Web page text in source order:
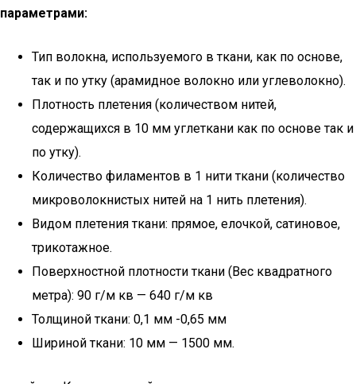
параметрами:
Тип волокна, используемого в ткани, как по основе,
так и по утку (арамидное волокно или углеволокно).
Плотность плетения (количеством нитей,
содержащихся в 10 мм углеткани как по основе так и
по утку).
Количество филаментов в 1 нити ткани (количество
микроволокнистых нитей на 1 нить плетения).
Видом плетения ткани: прямое, елочкой, сатиновое,
трикотажное.
Поверхностной плотности ткани (Вес квадратного
метра): 90 г/м кв — 640 г/м кв
Толщиной ткани: 0,1 мм -0,65 мм
Шириной ткани: 10 мм — 1500 мм.